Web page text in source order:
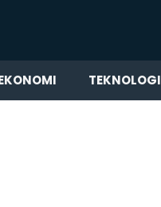
TEKNOLOGI